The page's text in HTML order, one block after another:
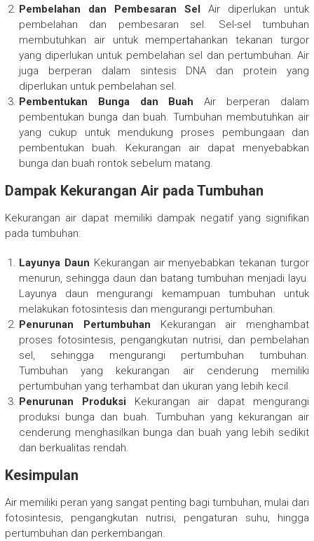
Pembelahan dan Pembesaran Sel Air diperlukan untuk
pembelahan dan pembesaran sel. Sel-sel tumbuhan
membutuhkan air untuk mempertahankan tekanan turgor
yang diperlukan untuk pembelahan sel dan pertumbuhan. Air
juga berperan dalam sintesis DNA dan protein yang
diperlukan untuk pembelahan sel.
Pembentukan Bunga dan Buah Air berperan dalam
pembentukan bunga dan buah. Tumbuhan membutuhkan air
yang cukup untuk mendukung proses pembungaan dan
pembentukan buah. Kekurangan air dapat menyebabkan
bunga dan buah rontok sebelum matang.
Dampak Kekurangan Air pada Tumbuhan
Kekurangan air dapat memiliki dampak negatif yang signifikan
pada tumbuhan:
Layunya Daun Kekurangan air menyebabkan tekanan turgor
menurun, sehingga daun dan batang tumbuhan menjadi layu.
Layunya daun mengurangi kemampuan tumbuhan untuk
melakukan fotosintesis dan mengurangi pertumbuhan.
Penurunan Pertumbuhan Kekurangan air menghambat
proses fotosintesis, pengangkutan nutrisi, dan pembelahan
sel, sehingga mengurangi pertumbuhan tumbuhan.
Tumbuhan yang kekurangan air cenderung memiliki
pertumbuhan yang terhambat dan ukuran yang lebih kecil.
Penurunan Produksi Kekurangan air dapat mengurangi
produksi bunga dan buah. Tumbuhan yang kekurangan air
cenderung menghasilkan bunga dan buah yang lebih sedikit
dan berkualitas rendah.
Kesimpulan
Air memiliki peran yang sangat penting bagi tumbuhan, mulai dari
fotosintesis, pengangkutan nutrisi, pengaturan suhu, hingga
pertumbuhan dan perkembangan.